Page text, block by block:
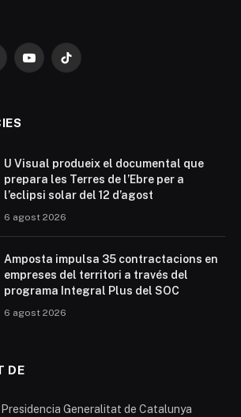
YouTubeTikTok
U Visual produeix el documental que
prepara les Terres de l’Ebre per a
l’eclipsi solar del 12 d’agost
6 agost 2026
Amposta impulsa 35 contractacions en
empreses del territori a través del
programa Integral Plus del SOC
6 agost 2026
DE